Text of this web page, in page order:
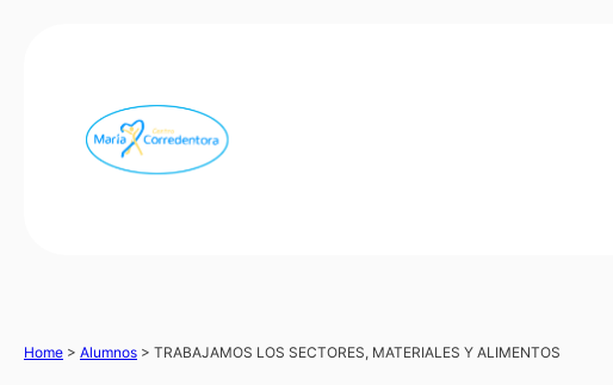
Home > Alumnos > TRABAJAMOS LOS SECTORES, MATERIALES Y ALIMENTOS